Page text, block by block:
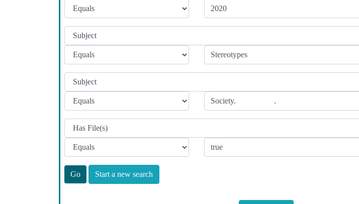
Start a new search